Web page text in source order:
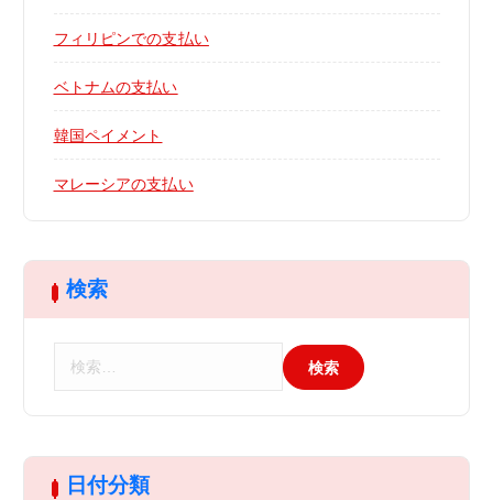
フィリピンでの支払い
ベトナムの支払い
韓国ペイメント
マレーシアの支払い
検索
日付分類